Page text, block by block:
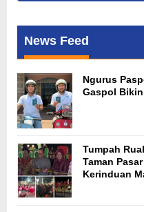
News Feed
Ngurus
Gaspol
Tumpah
Taman
Kerinduan